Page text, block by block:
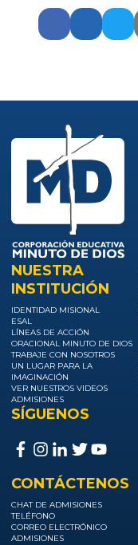
NUESTRA
INSTITUCIÓN
IDENTIDAD MISIONAL
ESAL
LÍNEAS DE ACCIÓN
ORACIONAL MINUTO DE DIOS
TRABAJE CON NOSOTROS
UN LUGAR PARA LA
IMAGINACIÓN
VER NUESTROS VIDEOS
ADMISIONES
SÍGUENOS
CONTÁCTENOS
CHAT DE ADMISIONES
TELÉFONO
CORREO ELECTRÓNICO
ADMISIONES